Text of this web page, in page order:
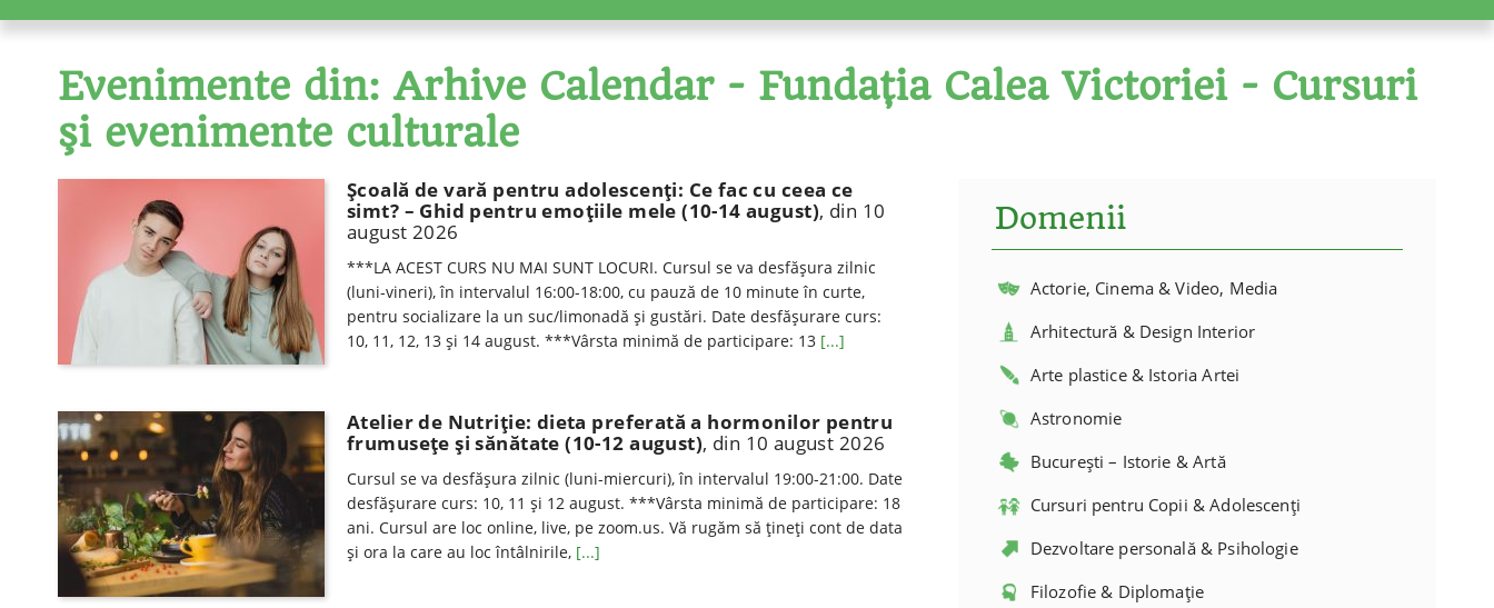
Evenimente din: Arhive Calendar - Fundaţia Calea Victoriei - Cursuri
şi evenimente culturale
Şcoală de vară pentru adolescenţi: Ce fac cu ceea ce
simt? – Ghid pentru emoţiile mele (10-14 august), din 10
august 2026
***LA ACEST CURS NU MAI SUNT LOCURI. Cursul se va desfăşura zilnic
(luni-vineri), în intervalul 16:00-18:00, cu pauză de 10 minute în curte,
pentru socializare la un suc/limonadă şi gustări. Date desfăşurare curs:
10, 11, 12, 13 şi 14 august. ***Vârsta minimă de participare: 13 [...]
Atelier de Nutriţie: dieta preferată a hormonilor pentru
frumuseţe şi sănătate (10-12 august), din 10 august 2026
Cursul se va desfăşura zilnic (luni-miercuri), în intervalul 19:00-21:00. Date
desfăşurare curs: 10, 11 şi 12 august. ***Vârsta minimă de participare: 18
ani. Cursul are loc online, live, pe zoom.us. Vă rugăm să ţineţi cont de data
şi ora la care au loc întâlnirile, [...]
Domenii
Actorie, Cinema & Video, Media
Arhitectură & Design Interior
Arte plastice & Istoria Artei
Astronomie
București – Istorie & Artă
Cursuri pentru Copii & Adolescenți
Dezvoltare personală & Psihologie
Filozofie & Diplomație